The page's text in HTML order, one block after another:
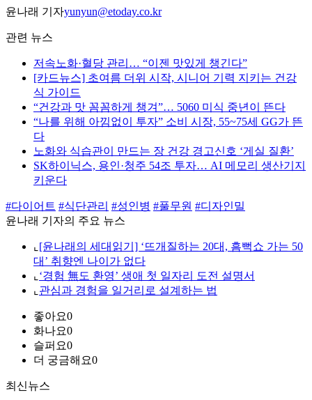
윤나래 기자yunyun@etoday.co.kr
관련 뉴스
저속노화·혈당 관리… “이젠 맛있게 챙긴다”
[카드뉴스] 초여름 더위 시작, 시니어 기력 지키는 건강
식 가이드
“건강과 맛 꼼꼼하게 챙겨”… 5060 미식 중년이 뜬다
“나를 위해 아낌없이 투자” 소비 시장, 55~75세 GG가 뜬
다
노화와 식습관이 만드는 장 건강 경고신호 ‘게실 질환’
SK하이닉스, 용인·청주 54조 투자… AI 메모리 생산기지
키운다
#다이어트 #식단관리 #성인병 #풀무원 #디자인밀
윤나래 기자의 주요 뉴스
⌞ [윤나래의 세대읽기] ‘뜨개질하는 20대, 흠뻑쇼 가는 50
대’ 취향엔 나이가 없다
⌞ ‘경험 無도 환영’ 생애 첫 일자리 도전 설명서
⌞ 관심과 경험을 일거리로 설계하는 법
좋아요0
화나요0
슬퍼요0
더 궁금해요0
최신뉴스